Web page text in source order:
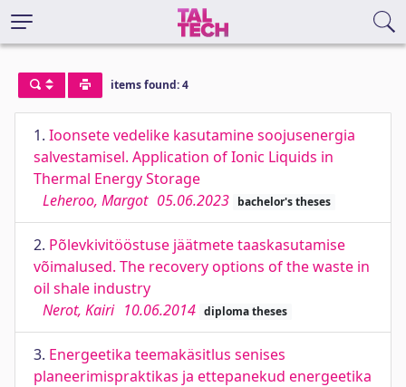
items found: 4
1. Ioonsete vedelike kasutamine soojusenergia
salvestamisel. Application of Ionic Liquids in
Thermal Energy Storage
Leheroo, Margot 05.06.2023 bachelor's theses
2. Põlevkivitööstuse jäätmete taaskasutamise
võimalused. The recovery options of the waste in
oil shale industry
Nerot, Kairi 10.06.2014 diploma theses
3. Energeetika teemakäsitlus senises
planeerimispraktikas ja ettepanekud energeetika